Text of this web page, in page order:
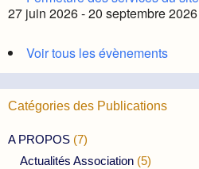
27 juin 2026 - 20 septembre 2026
Voir tous les évènements
Catégories des Publications
A PROPOS (7)
Actualités Association (5)